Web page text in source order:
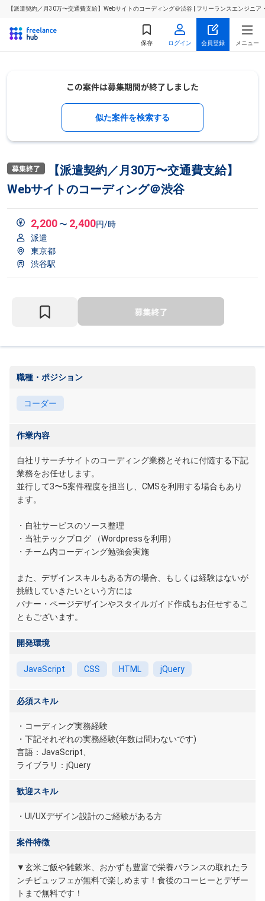
【派遣契約／月30万〜交通費支給】Webサイトのコーディング＠渋谷 | フリーランスエンジニ
保存 ログイン 会員登録 メニュー
似た案件を検索する
【派遣契約／月30万〜交通費支給】
Webサイトのコーディング＠渋谷
2,200 〜 2,400円/時
派遣
東京都
渋谷駅
職種・ポジション
コーダー
作業内容
自社リサーチサイトのコーディング業務とそれに付随する下記
業務をお任せします。
並行して3〜5案件程度を担当し、CMSを利用する場合もあり
ます。
・自社サービスのソース整理
・当社テックブログ （Wordpressを利用）
・チーム内コーディング勉強会実施
また、デザインスキルもある方の場合、もしくは経験はないが
挑戦していきたいという方には
バナー・ページデザインやスタイルガイド作成もお任せするこ
ともございます。
開発環境
JavaScript CSS HTML jQuery
必須スキル
・コーディング実務経験
・下記それぞれの実務経験(年数は問わないです)
言語：JavaScript、
ライブラリ：jQuery
歓迎スキル
・UI/UXデザイン設計のご経験がある方
案件特徴
▼玄米ご飯や雑穀米、おかずも豊富で栄養バランスの取れたラ
ンチビュッフェが無料で楽しめます！食後のコーヒーとデザー
トまで無料です！